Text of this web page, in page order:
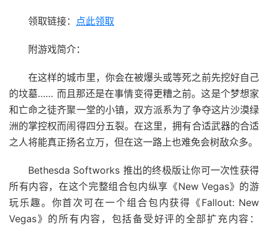
领取链接： 点此领取
附游戏简介：
在这样的城市里，你会在被爆头或等死之前先挖好自己
的坟墓…… 而且那还是在事情变得更糟之前。这是个梦想家
和亡命之徒齐聚一堂的小镇，双方派系为了争夺这片沙漠绿
洲的掌控权而闹得四分五裂。在这里，拥有合适武器的合适
之人将能真正扬名立万，但在这一路上也难免会树敌众多。
Bethesda Softworks 推出的终极版让你可一次性获得
所有内容，在这个完整组合包内纵享《New Vegas》的游
玩乐趣。你首次可在一个组合包内获得《Fallout: New
Vegas》的所有内容，包括备受好评的全部扩充内容：